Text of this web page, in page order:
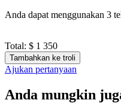
Anda dapat menggunakan 3
Total: $ 1 350
Tambahkan ke troli
Ajukan pertanyaan
Anda mungkin